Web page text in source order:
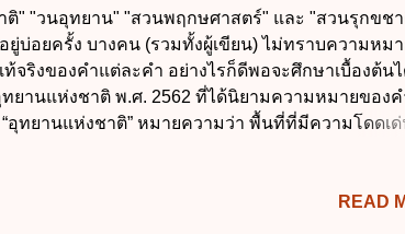
" "วนอุทยาน" "สวนพฤกษศาสตร์" และ "สวนรุกขชา
ยู่บ่อยครั้ง บางคน (รวมทั้งผู้เขียน) ไม่ทราบความหม
จริงของคำแต่ละคำ อย่างไรก็ดีพอจะศึกษาเบื้องต้น
านแห่งชาติ พ.ศ. 2562 ที่ได้นิยามความหมายของค
ทยานแห่งชาติ” หมายความว่า พื้นที่ที่มีความโดดเ
นธุ์ หรือโดดเด่นด้านธรณีวิทยา หรือมรดกทางวัฒนธ
READ